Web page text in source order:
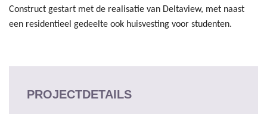
Construct gestart met de realisatie van Deltaview, met naast
een residentieel gedeelte ook huisvesting voor studenten.
PROJECTDETAILS